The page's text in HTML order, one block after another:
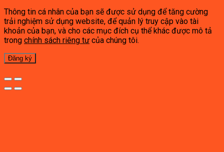
Thông tin cá nhân của bạn sẽ được sử dụng để tăng cường
trải nghiệm sử dụng website, để quản lý truy cập vào tài
khoản của bạn, và cho các mục đích cụ thể khác được mô tả
trong chính sách riêng tư của chúng tôi.
Đăng ký